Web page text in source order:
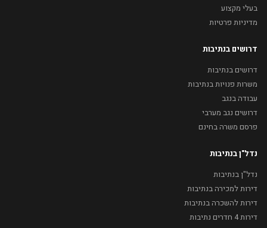
בעלי מקצוע
מדיניות פרטיות
דרושים בנתיבות
דרושים בנתיבות
משרות פנויות בנתיבות
עבודה בנגב
דרושים נגב מערבי
פרסם משרה בחינם
נדל"ן בנתיבות
נדל"ן בנתיבות
דירות למכירה בנתיבות
דירות להשכרה בנתיבות
דירות 4 חדרים נתיבות